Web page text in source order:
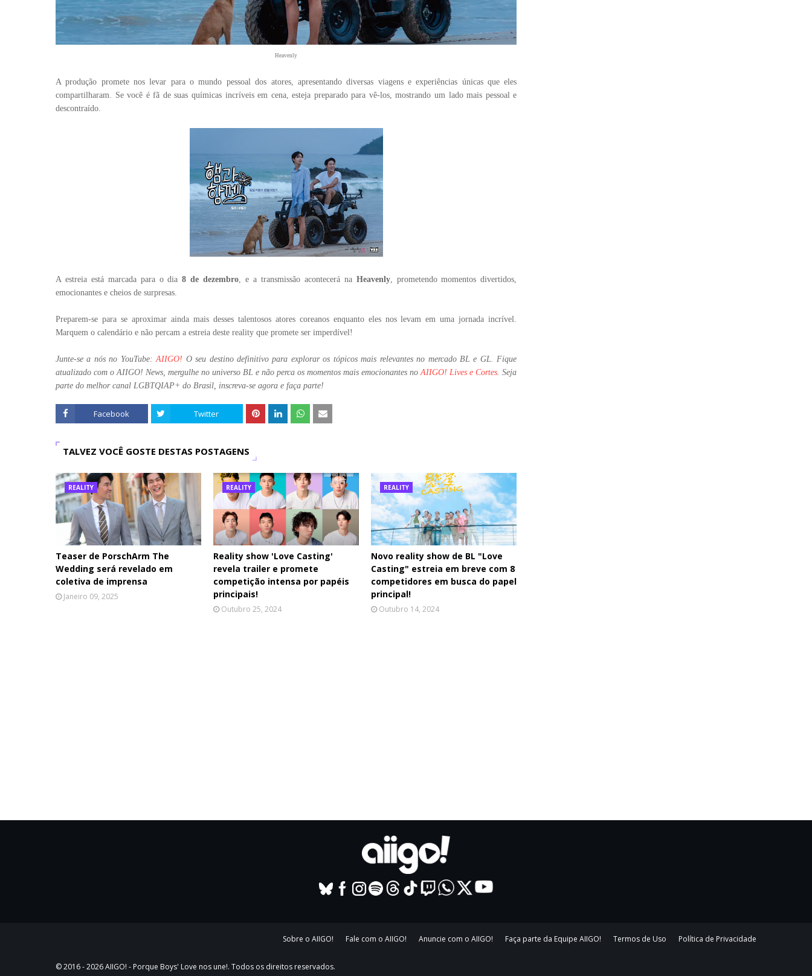
Heavenly
A produção promete nos levar para o mundo pessoal dos atores, apresentando diversas viagens e experiências únicas que eles
compartilharam. Se você é fã de suas químicas incríveis em cena, esteja preparado para vê-los, mostrando um lado mais pessoal e
descontraído.
A estreia está marcada para o dia8 de dezembro, e a transmissão acontecerá na Heavenly, prometendo momentos divertidos,
emocionantes e cheios de surpresas.
Preparem-se para se aproximar ainda mais desses talentosos atores coreanos enquanto eles nos levam em uma jornada incrível.
Marquem o calendário e não percam a estreia deste reality que promete ser imperdível!
Junte-se a nós no YouTube:AIIGO! O seu destino definitivo para explorar os tópicos mais relevantes no mercado BL e GL. Fique
atualizado com o AIIGO! News, mergulhe no universo BL e não perca os momentos mais emocionantes noAIIGO! Lives e Cortes. Seja
parte do melhor canal LGBTQIAP+ do Brasil, inscreva-se agora e faça parte!
Facebook Twitter
TALVEZ VOCÊ GOSTE DESTAS POSTAGENS
REALITY
Teaser de PorschArm The
Wedding será revelado em
coletiva de imprensa
Janeiro 09, 2025
REALITY
Reality show 'Love Casting'
revela trailer e promete
competição intensa por papéis
principais!
Outubro 25, 2024
REALITY
Novo reality show de BL "Love
Casting" estreia em breve com 8
competidores em busca do papel
principal!
Outubro 14, 2024
Sobre o AIIGO! Fale com o AIIGO! Anuncie com o AIIGO! Faça parte da Equipe AIIGO! Termos de Uso Política de Privacidade
© 2016 - 2026AIIGO! - Porque Boys' Love nos une!. Todos os direitos reservados.